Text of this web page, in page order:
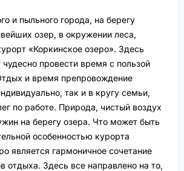
и пыльного города, на берегу
озер, в окружении леса,
«Коркинское озеро». Здесь
провести время с пользой
и время препровождение
так и в кругу семьи,
по работе. Природа, чистый воздух
на берегу озера. Что может быть
особенностью курорта
является гармоничное сочетание
отдыха. Здесь все направлено на то,